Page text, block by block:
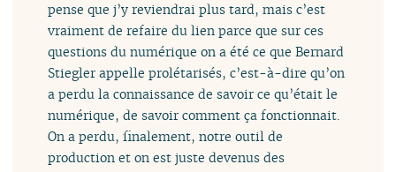
pense que j’y reviendrai plus tard, mais c’est
vraiment de refaire du lien parce que sur ces
questions du numérique on a été ce que Bernard
Stiegler appelle prolétarisés, c’est-à-dire qu’on
a perdu la connaissance de savoir ce qu’était le
numérique, de savoir comment ça fonctionnait.
On a perdu, finalement, notre outil de
production et on est juste devenus des